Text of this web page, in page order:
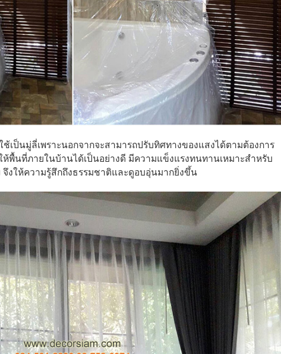
เป็นมู่ลี่เพราะนอกจากจะสามารถปรับทิศทางของแสงได้ตามต้องการ
ห้พื้นที่ภายในบ้านได้เป็นอย่างดี มีความแข็งแรงทนทานเหมาะสำหรับ
งให้ความรู้สึกถึงธรรมชาติและดูอบอุ่นมากยิ่งขึ้น